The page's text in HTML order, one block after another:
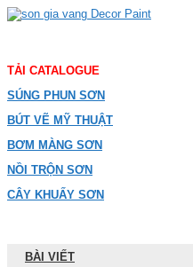
TẢI CATALOGUE
SÚNG PHUN SƠN
BÚT VẼ MỸ THUẬT
BƠM MÀNG SƠN
NỒI TRỘN SƠN
CÂY KHUẤY SƠN
BÀI VIẾT